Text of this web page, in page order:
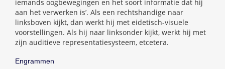
iemands oogbewegingen en het soort informatie dat hij
aan het verwerken is’. Als een rechtshandige naar
linksboven kijkt, dan werkt hij met eidetisch-visuele
voorstellingen. Als hij naar linksonder kijkt, werkt hij met
zijn auditieve representatiesysteem, etcetera.
Engrammen